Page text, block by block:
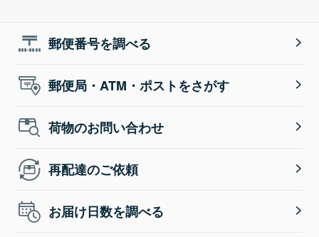
郵便番号を調べる
郵便局・ATM・ポストをさがす
荷物のお問い合わせ
再配達のご依頼
お届け日数を調べる